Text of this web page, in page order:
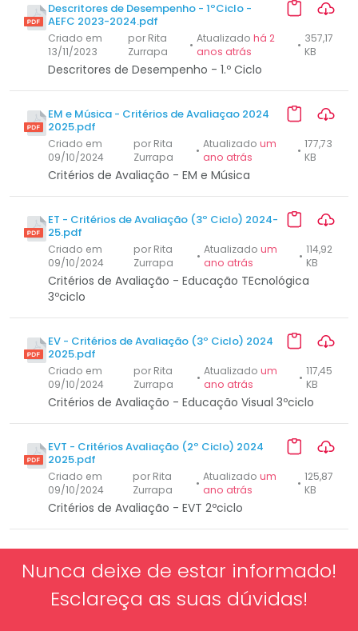
Descritores de Desempenho - 1ºCiclo -
AEFC 2023-2024.pdf
Criado em
13/11/2023
por Rita
Zurrapa
• Atualizado há 2
anos atrás
• 357,17
KB
Descritores de Desempenho - 1.º Ciclo
EM e Música - Critérios de Avaliaçao 2024
2025.pdf
Criado em
09/10/2024
por Rita
Zurrapa
• Atualizadoum
ano atrás
• 177,73
KB
Critérios de Avaliação - EM e Música
ET - Critérios de Avaliação (3º Ciclo) 2024-
25.pdf
Criado em
09/10/2024
por Rita
Zurrapa
• Atualizado um
ano atrás
• 114,92
KB
Critérios de Avaliação - Educação TEcnológica
3ºciclo
EV - Critérios de Avaliação (3º Ciclo) 2024
2025.pdf
Criado em
09/10/2024
por Rita
Zurrapa
• Atualizado um
ano atrás
• 117,45
KB
Critérios de Avaliação - Educação Visual 3ºciclo
EVT - Critérios Avaliação (2º Ciclo) 2024
2025.pdf
Criado em
09/10/2024
por Rita
Zurrapa
• Atualizado um
ano atrás
• 125,87
KB
Critérios de Avaliação - EVT 2ºciclo
Nunca deixe de estar informado!
Esclareça as suas dúvidas!